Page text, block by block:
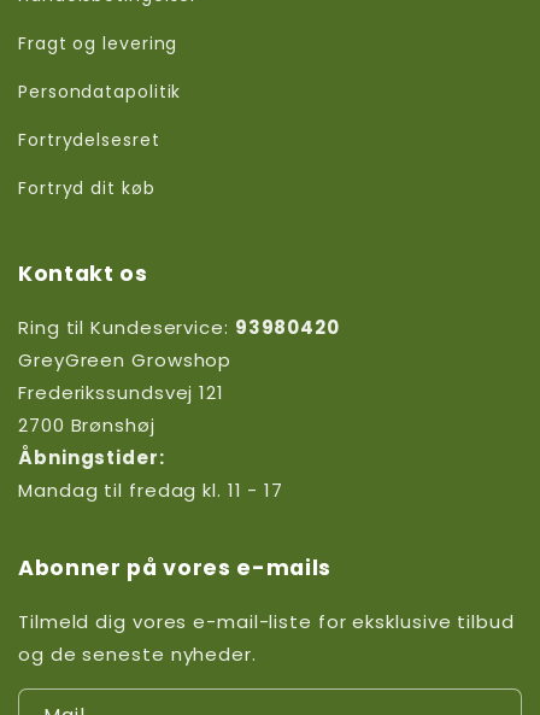
Fragt og levering
Persondatapolitik
Fortrydelsesret
Fortryd dit køb
Kontakt os
Ring til Kundeservice: 93980420
GreyGreen Growshop
Frederikssundsvej 121
2700 Brønshøj
Åbningstider:
Mandag til fredag kl. 11 - 17
Abonner på vores e-mails
Tilmeld dig vores e-mail-liste for eksklusive tilbud
og de seneste nyheder.